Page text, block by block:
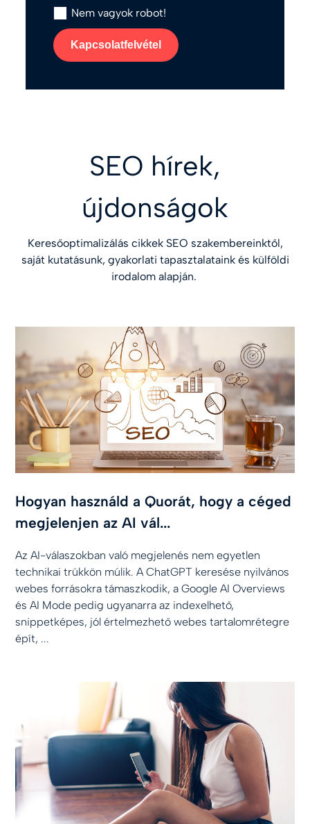
Nem vagyok robot!
Kapcsolatfelvétel
SEO hírek,
újdonságok
Keresőoptimalizálás cikkek SEO szakembereinktől,
saját kutatásunk, gyakorlati tapasztalataink és külföldi
irodalom alapján.
Hogyan használd a Quorát, hogy a céged
megjelenjen az AI vál...
Az AI-válaszokban való megjelenés nem egyetlen
technikai trükkön múlik. A ChatGPT keresése nyilvános
webes forrásokra támaszkodik, a Google AI Overviews
és AI Mode pedig ugyanarra az indexelhető,
snippetképes, jól értelmezhető webes tartalomrétegre
épít, ...